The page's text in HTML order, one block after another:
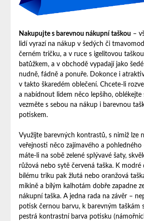
Nakupujte s barevnou nákupní taškou –
lidí vyrazí na nákup v šedých či
černém tričku, a v ruce s igelitovou
batůžkem, a v obchodě vypadají jako
nudně, fádně a ponuře. Dokonce i
v takto škaredém oblečení. Chcete-li
a nabídnout lidem něco lepšího, oblékejte
vezměte s sebou na nákup i barevnou
potiskem.
Využijte barevných kontrastů, s nimiž lze
veřejnosti něco zajímavého a pohledného
máte-li na sobě zelené splývavé šaty,
růžová nebo sytě červená taška. K modré
bílému triku pak žlutá nebo oranžová
mikině a bílým kalhotám dobře zapadne
nákupní taška. A jedna rada na závěr –
potisk černou barvu, k barevným taškám
pestrá kontrastní barva potisku